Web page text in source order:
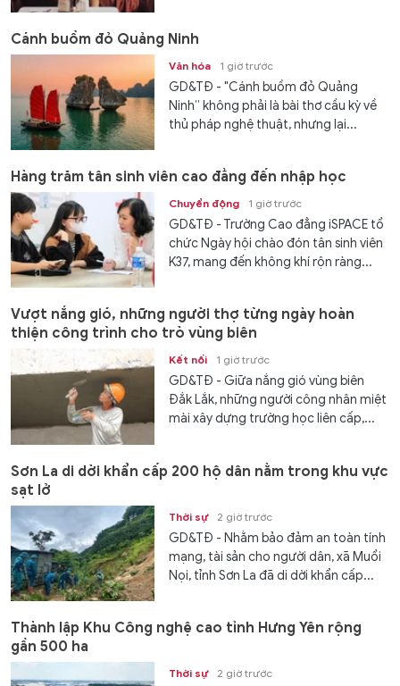
Cánh buồm đỏ Quảng Ninh
Văn hóa 1 giờ trước
GD&TĐ - "Cánh buồm đỏ Quảng
Ninh” không phải là bài thơ cầu kỳ về
thủ pháp nghệ thuật, nhưng lại...
Hàng trăm tân sinh viên cao đẳng đến nhập học
Chuyển động 1 giờ trước
GD&TĐ - Trường Cao đẳng iSPACE tổ
chức Ngày hội chào đón tân sinh viên
K37, mang đến không khí rộn ràng...
Vượt nắng gió, những người thợ từng ngày hoàn
thiện công trình cho trò vùng biên
Kết nối 1 giờ trước
GD&TĐ - Giữa nắng gió vùng biên
Đắk Lắk, những người công nhân miệt
mài xây dựng trường học liên cấp,...
Sơn La di dời khẩn cấp 200 hộ dân nằm trong khu vực
sạt lở
Thời sự 2 giờ trước
GD&TĐ - Nhằm bảo đảm an toàn tính
mạng, tài sản cho người dân, xã Muổi
Nọi, tỉnh Sơn La đã di dời khẩn cấp...
Thành lập Khu Công nghệ cao tỉnh Hưng Yên rộng
gần 500 ha
Thời sự 2 giờ trước